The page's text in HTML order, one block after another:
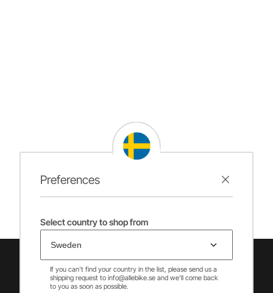
Preferences
Select country to shop from
If you can't find your country in the list, please send us a
shipping request to info@allebike.se and we'll come back
to you as soon as possible.